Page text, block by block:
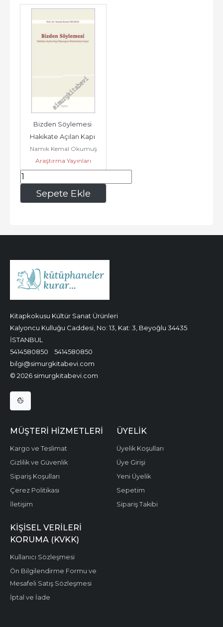
Sepete Ekle
Bizden Söylemesi
Hakikate Açılan Kapı
Önyargısız Dinlemekten
Geçer -
Namık Kemal Okumuş
Araştırma Yayınları
332,15
Kitapkokusu Kültür Sanat Ürünleri
Kalyoncu Kulluğu Caddesi, No: 13, Kat: 3, Beyoğlu 34435
İSTANBUL
5414580850
5414580850
bilgi@simurgkitabevi.com
© 2026 simurgkitabevi.com
MÜŞTERI HIZMETLERI
Kargo ve Teslimat
Gizlilik ve Güvenlik
Sipariş Koşulları
Çerez Politikası
İletişim
ÜYELIK
Üyelik Koşulları
Üye Girişi
Yeni Üyelik
Sepetim
Sipariş Takibi
KIŞISEL VERILERI
KORUMA (KVKK)
Kullanıcı Sözleşmesi
Ön Bilgilendirme Formu ve
Mesafeli Satış Sözleşmesi
İptal ve İade